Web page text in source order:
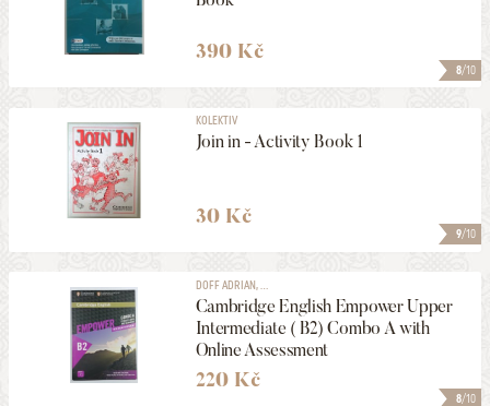
8/10
390 Kč
9/10
KOLEKTIV
Join in - Activity Book 1
30 Kč
8/10
DOFF ADRIAN, ...
Cambridge English Empower Upper
Intermediate ( B2) Combo A with
Online Assessment
220 Kč